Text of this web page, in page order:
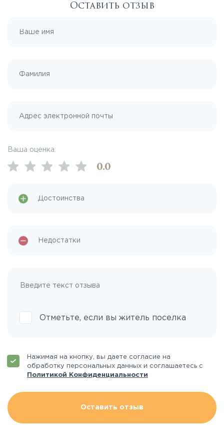
Оставить отзыв
Ваша оценка:
0.0
Отметьте, если вы житель поселка
Нажимая на кнопку, вы даете согласие на
обработку персональных данных и соглашаетесь с
Политикой Конфиденциальности
Оставить отзыв